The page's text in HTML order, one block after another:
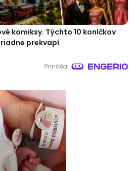
komiksy. Týchto 10 koníčkov
prekvapí